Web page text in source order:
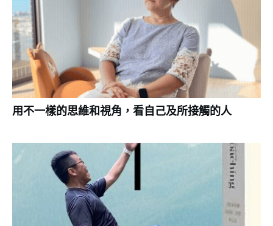
用不一樣的思維和視角，看自己及所接觸的人